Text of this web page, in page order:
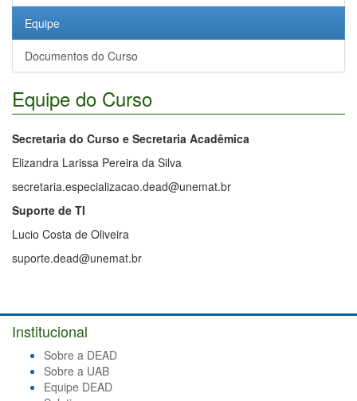
Equipe
Documentos do Curso
Equipe do Curso
Secretaria do Curso e Secretaria Acadêmica
Elizandra Larissa Pereira da Silva
secretaria.especializacao.dead@unemat.br
Suporte de TI
Lucio Costa de Oliveira
suporte.dead@unemat.br
Institucional
Sobre a DEAD
Sobre a UAB
Equipe DEAD